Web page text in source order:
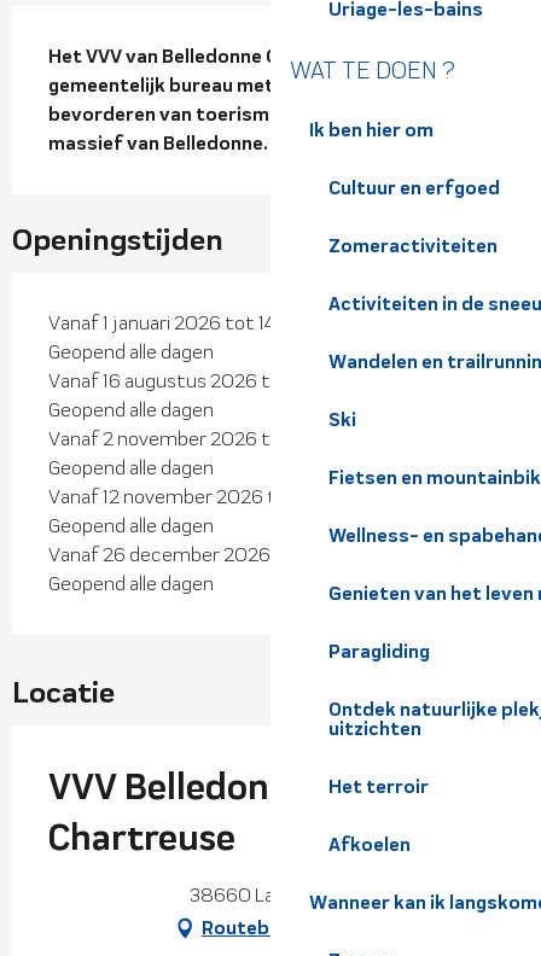
Uriage-les-bains
WAT TE DOEN ?
Ik ben hier om
Cultuur en erfgoed
Zomeractiviteiten
Activiteiten in de
Wandelen en
Ski
Fietsen en
Wellness- en
Genieten van het
Paragliding
Ontdek natuurlijke
uitzichten
Het terroir
Afkoelen
Wanneer kan ik
Beschrijving
Het VVV van Belledonne Chartreuse is een
gemeentelijk bureau met als missie het
bevorderen van toerisme en evenementen in het
massief van Belledonne.
Openingstijden
Vanaf 1 januari 2026 tot 14 augustus 2026 -
Geopend alle dagen
Vanaf 16 augustus 2026 tot 31 oktober 2026 -
Geopend alle dagen
Vanaf 2 november 2026 tot 10 november 2026 -
Geopend alle dagen
Vanaf 12 november 2026 tot 24 december 2026 -
Geopend alle dagen
Vanaf 26 december 2026 tot 31 december 2026 -
Geopend alle dagen
Locatie
VVV Belledonne
Chartreuse
38660 La Terrasse
Routebeschrijving